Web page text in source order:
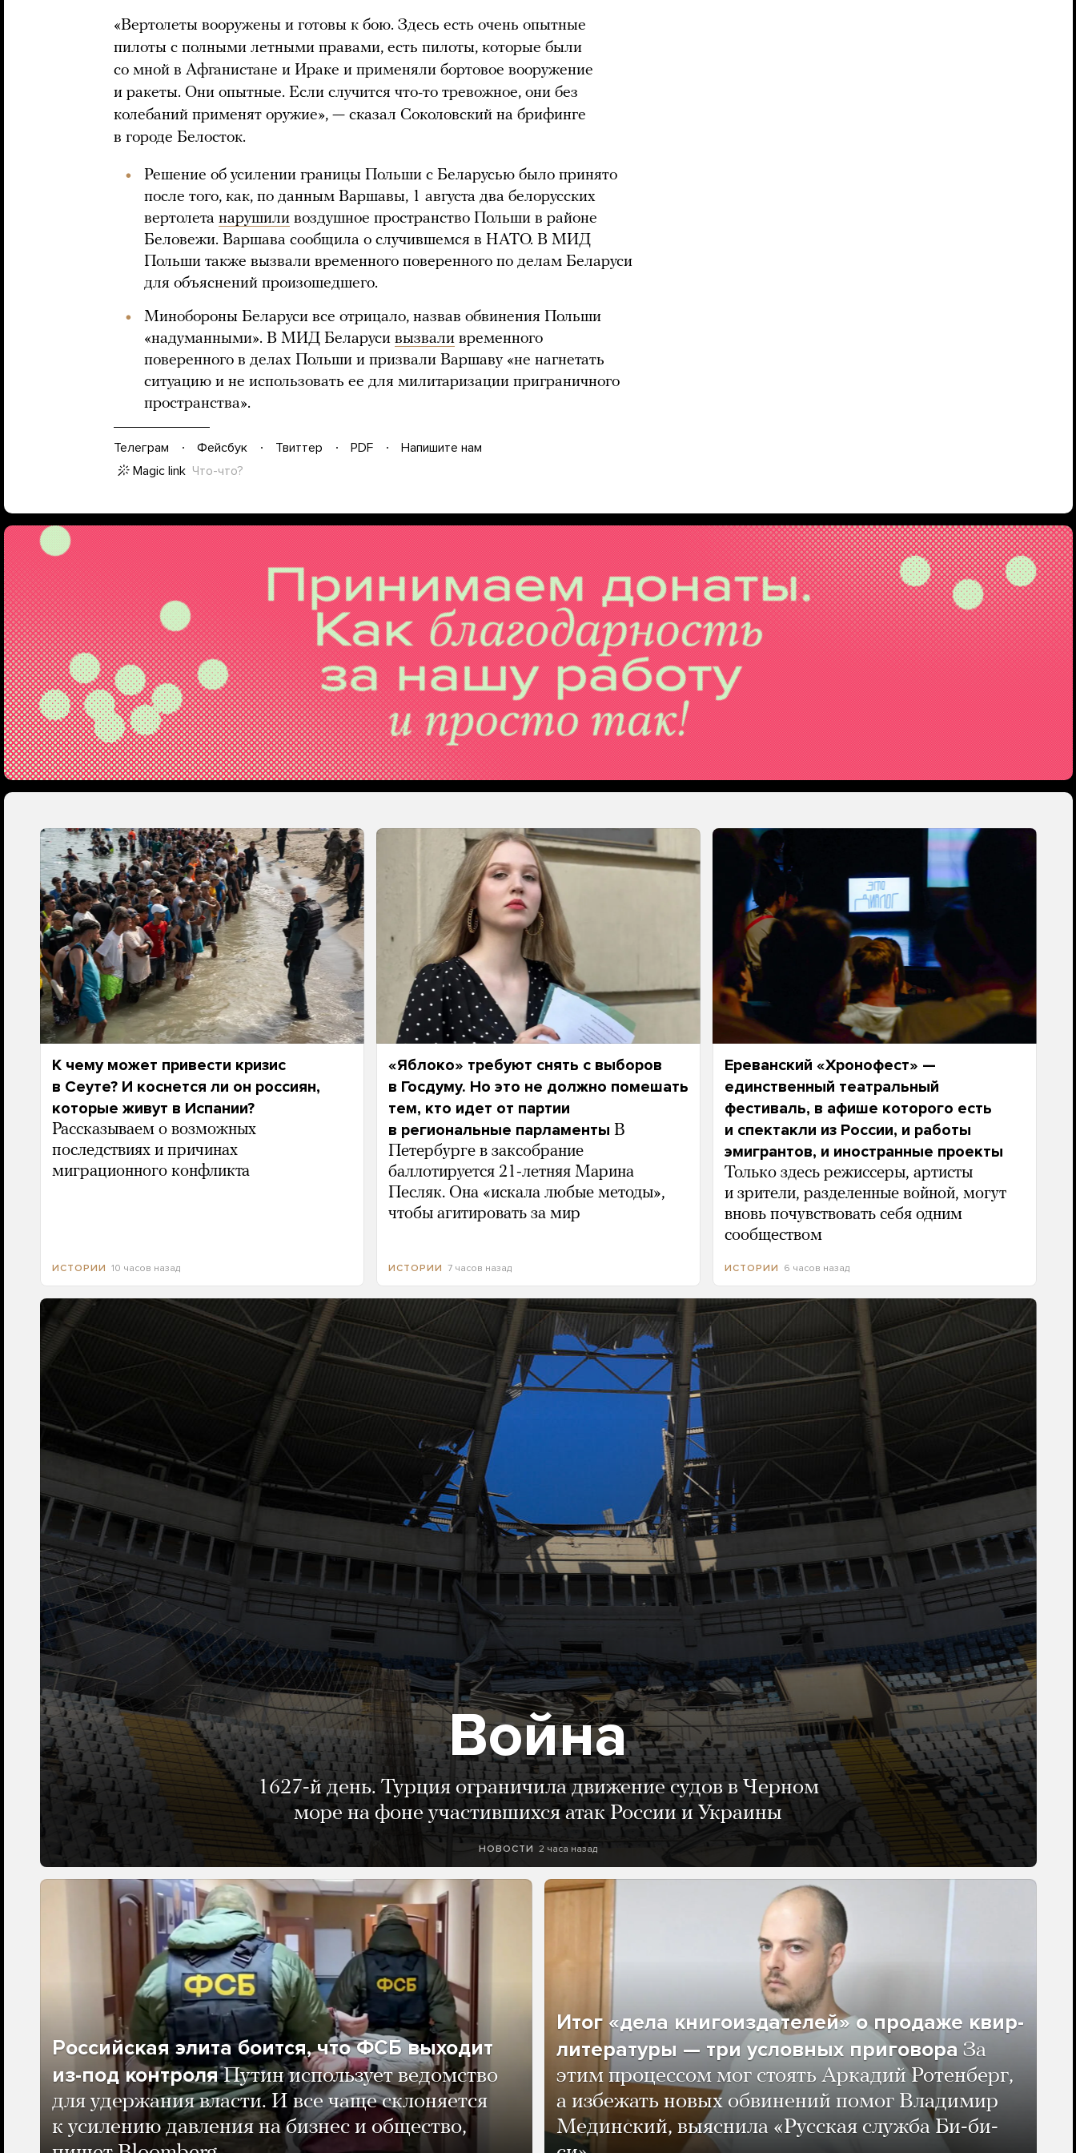
«Вертолеты вооружены и готовы к бою. Здесь есть очень опытные
пилоты с полными летными правами, есть пилоты, которые были
со мной в Афганистане и Ираке и применяли бортовое вооружение
и ракеты. Они опытные. Если случится что-то тревожное, они без
колебаний применят оружие», — сказал Соколовский на брифинге
в городе Белосток.
Решение об усилении границы Польши с Беларусью было принято
после того, как, по данным Варшавы, 1 августа два белорусских
вертолета нарушили воздушное пространство Польши в районе
Беловежи. Варшава сообщила о случившемся в НАТО. В МИД
Польши также вызвали временного поверенного по делам Беларуси
для объяснений произошедшего.
Минобороны Беларуси все отрицало, назвав обвинения Польши
«надуманными». В МИД Беларуси вызвали временного
поверенного в делах Польши и призвали Варшаву «не нагнетать
ситуацию и не использовать ее для милитаризации приграничного
пространства».
Телеграм Фейсбук Твиттер PDF
Напишите нам
Magic link Что-что?
К чему может привести кризис
в Сеуте? И коснется ли он россиян,
которые живут в Испании?
Рассказываем о возможных
последствиях и причинах
миграционного конфликта
ИСТОРИИ 10 часов назад
«Яблоко» требуют снять с выборов
в Госдуму. Но это не должно помешать
тем, кто идет от партии
в региональные парламенты В
Петербурге в заксобрание
баллотируется 21-летняя Марина
Песляк. Она «искала любые методы»,
чтобы агитировать за мир
ИСТОРИИ 7 часов назад
Ереванский «Хронофест» —
единственный театральный
фестиваль, в афише которого есть
и спектакли из России, и работы
эмигрантов, и иностранные проекты
Только здесь режиссеры, артисты
и зрители, разделенные войной, могут
вновь почувствовать себя одним
сообществом
ИСТОРИИ 6 часов назад
Война
1627-й день. Турция ограничила движение судов в Черном
море на фоне участившихся атак России и Украины
НОВОСТИ 2 часа назад
Российская элита боится, что ФСБ выходит
из-под контроля Путин использует ведомство
для удержания власти. И все чаще склоняется
к усилению давления на бизнес и общество,
Итог «дела книгоиздателей» о продаже квир-
литературы — три условных приговора За
этим процессом мог стоять Аркадий Ротенберг,
а избежать новых обвинений помог Владимир
Мединский, выяснила «Русская служба Би-би-